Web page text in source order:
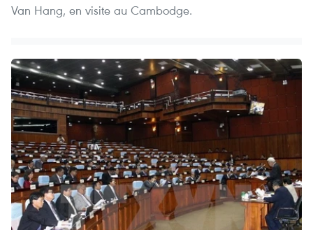
Van Hang, en visite au Cambodge.